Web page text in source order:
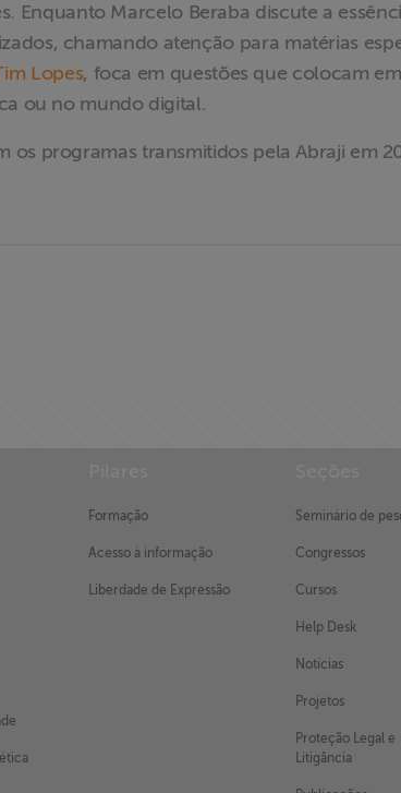
Enquanto Marcelo Beraba discute a
chamando atenção para matérias
Lopes, foca em questões que colocam
ou no mundo digital.
os programas transmitidos pela Abraji em
Formação
Acesso à informação
Liberdade de Expressão
Seminário de
Congressos
Cursos
Help Desk
Notícias
Projetos
Proteção Legal e
Litigância